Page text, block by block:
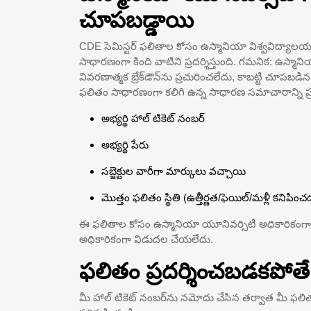
చూపబడ్డాయి
CDE సెమిస్టర్ ఫలితాల కోసం ఉస్మానియా
సాధారణంగా కింది వాటిని ప్రదర్శిస్తుంది. గమనిక:
వివరణాత్మక బ్రేక్‌డౌన్‌ను ప్రచురించలేదు, కాబట్టి
ఫలితం సాధారణంగా కలిగి ఉన్న సాధారణ సమాచారాన్ని
అభ్యర్థి హాల్ టికెట్ నంబర్
అభ్యర్థి పేరు
సబ్జెక్టుల వారీగా మార్కులు వచ్చాయి
మొత్తం ఫలితం స్థితి (ఉత్తీర్ణత/ఫెయిల్/మళ్లీ
ఈ ఫలితాల కోసం ఉస్మానియా యూనివర్సిటీ అధికారికంగా
అధికారికంగా విడుదల చేయలేదు.
ఫలితం
మీ హాల్ టికెట్ నంబర్‌ను నమోదు చేసిన తర్వాత మీ ఫలితం